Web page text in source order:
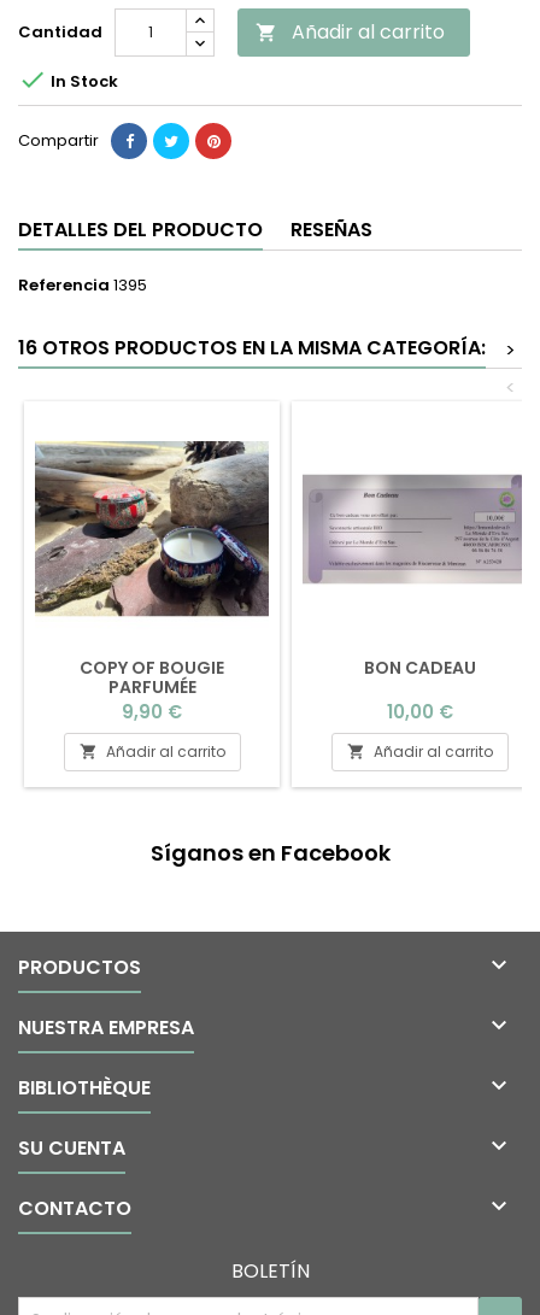
Cantidad  Añadir al carrito
 In Stock
Compartir
DETALLES DEL PRODUCTO RESEÑAS
Referencia 1395
16 OTROS PRODUCTOS EN LA MISMA CATEGORÍA:
>
<
COPY OF BOUGIE
PARFUMÉE
Precio
9,90 €
 Añadir al carrito
BON CADEAU
Precio
10,00 €
 Añadir al carrito
Síganos en Facebook
PRODUCTOS 
NUESTRA EMPRESA 
BIBLIOTHÈQUE 
SU CUENTA 
CONTACTO 
BOLETÍN